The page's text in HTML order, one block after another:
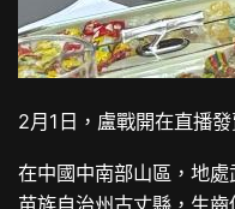
2月1日，盧戰開在直播發
在中國中南部山區，地
苗族自治州古丈縣，生